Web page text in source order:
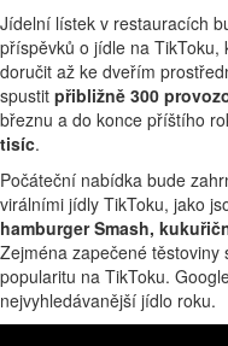
Jídelní lístek v restauracích
příspěvků o jídle na
doručit až ke dveřím
spustit přibližně 300
březnu a do konce příštího
tisíc.
Počáteční nabídka bude
virálními jídly TikToku, jako
hamburger Smash,
Zejména zapečené
popularitu na TikToku.
nejvyhledávanější jídlo roku.